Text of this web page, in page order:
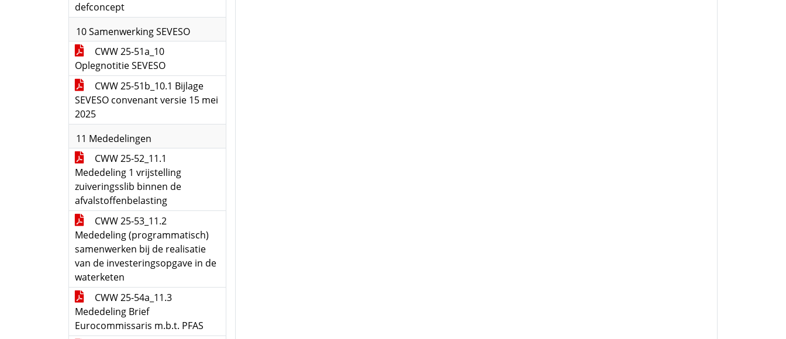
defconcept
10 Samenwerking SEVESO
CWW 25-51a_10
Oplegnotitie SEVESO
CWW 25-51b_10.1 Bijlage
SEVESO convenant versie 15 mei
2025
11 Mededelingen
CWW 25-52_11.1
Mededeling 1 vrijstelling
zuiveringsslib binnen de
afvalstoffenbelasting
CWW 25-53_11.2
Mededeling (programmatisch)
samenwerken bij de realisatie
van de investeringsopgave in de
waterketen
CWW 25-54a_11.3
Mededeling Brief
Eurocommissaris m.b.t. PFAS